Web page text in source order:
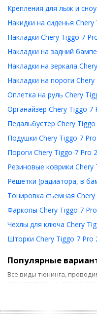
Крепления для лыж и
Накидки на сиденья
Накладки Chery Tiggo 7
Накладки на задний
Накладки на зеркала
Накладки на пороги
Оплетка на руль Chery
Органайзер Chery Tiggo 7
Педальбустер Chery
Подушки Chery Tiggo 7
Пороги Chery Tiggo 7 Pro
Резиновые коврики Chery
Решетки (радиатора, в
Тонировка съемная
Фаркопы Chery Tiggo 7
Чехлы для ключа Chery
Шторки Chery Tiggo 7 Pro
Популярные
Все виды тюнинга,
новых накидок на